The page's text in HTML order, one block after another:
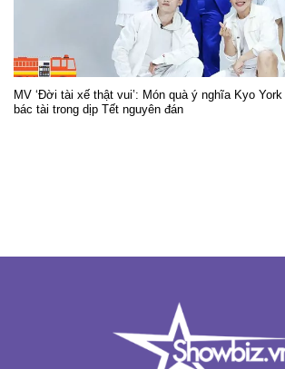
MV ‘Đời tài xế thật vui’: Món quà ý nghĩa Kyo
bác tài trong dịp Tết nguyên đán